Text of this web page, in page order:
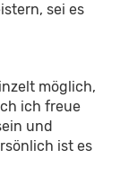
sei es
möglich,
ich freue
und
ist es